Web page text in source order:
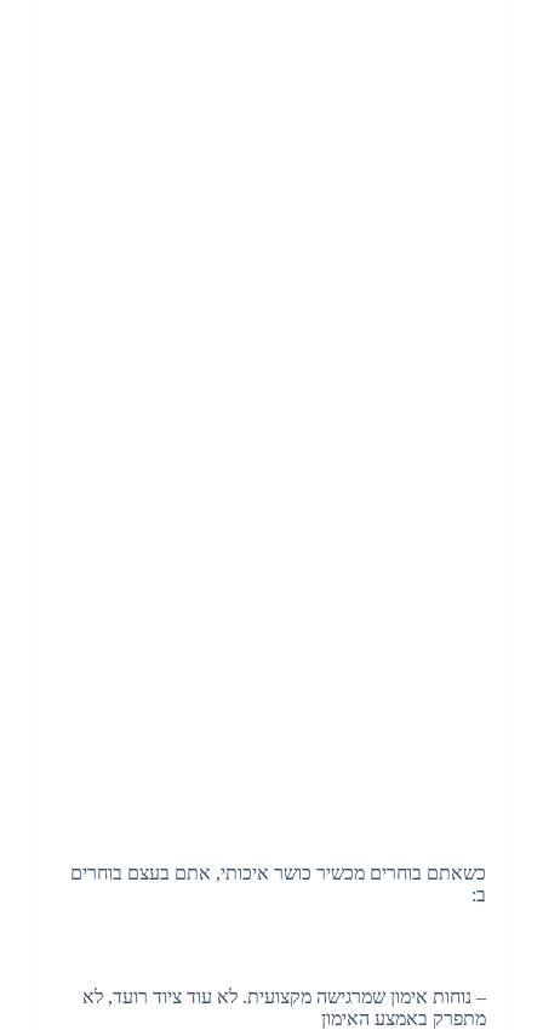
כשאתם בוחרים מכשיר כושר איכותי, אתם בעצם בוחרים
ב:
– נוחות אימון שמרגישה מקצועית. לא עוד ציוד רועד, לא
מתפרק באמצע האימון